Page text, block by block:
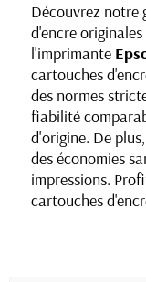
Découvrez notre
d'encre
l'imprimante
cartouches
des normes
fiabilité
d'origine. De
des économies
impressions.
cartouches